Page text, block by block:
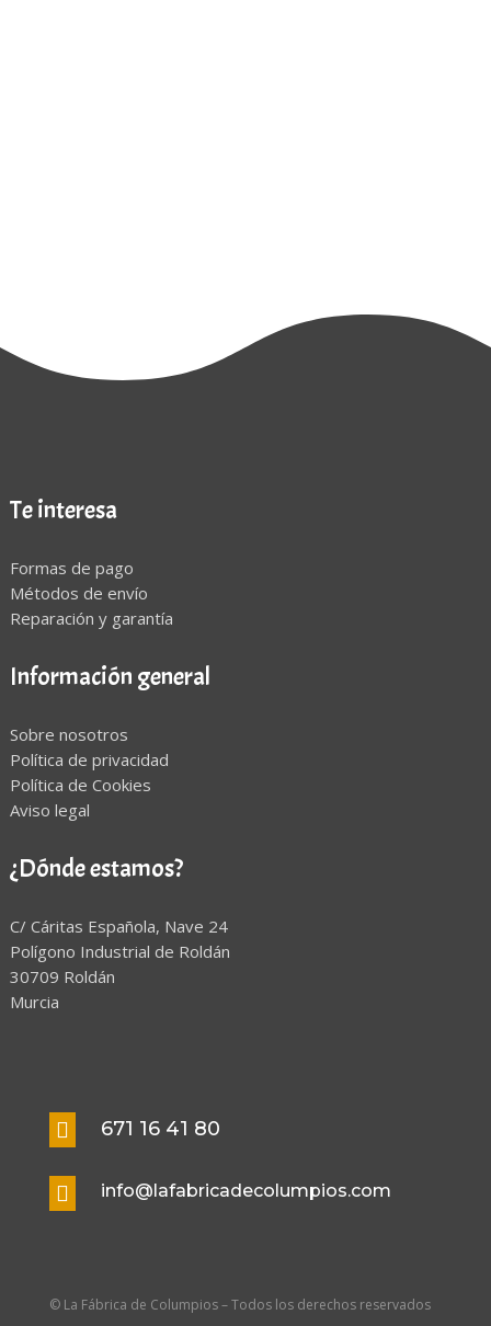
Te interesa
Formas de pago
Métodos de envío
Reparación y garantía
Información general
Sobre nosotros
Política de privacidad
Política de Cookies
Aviso legal
¿Dónde estamos?
C/ Cáritas Española, Nave 24
Polígono Industrial de Roldán
30709 Roldán
Murcia
 671 16 41 80
 info@lafabricadecolumpios.com
© La Fábrica de Columpios – Todos los derechos reservados